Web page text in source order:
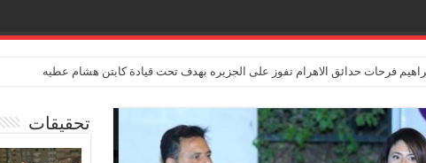
فرحات حدائق الاهرام تفوز على الجزيره بهدف تحت قيادة كابتن هشام عطيه
تحقيقات